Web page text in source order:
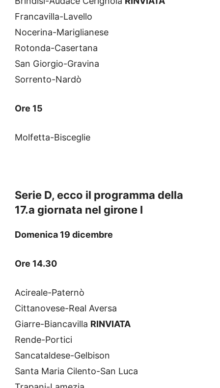
Francavilla-Lavello
Nocerina-Mariglianese
Rotonda-Casertana
San Giorgio-Gravina
Sorrento-Nardò
Ore 15
Molfetta-Bisceglie
Serie D, ecco il programma della
17.a giornata nel girone I
Domenica 19 dicembre
Ore 14.30
Acireale-Paternò
Cittanovese-Real Aversa
Giarre-Biancavilla RINVIATA
Rende-Portici
Sancataldese-Gelbison
Santa Maria Cilento-San Luca